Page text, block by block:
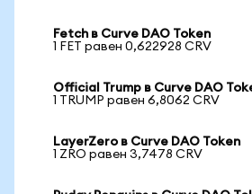
Fetch в Curve DAO Token
1 FET равен 0,622928 CRV
Official Trump в Curve DAO
1 TRUMP равен 6,8062 CRV
LayerZero в Curve DAO Token
1 ZRO равен 3,7478 CRV